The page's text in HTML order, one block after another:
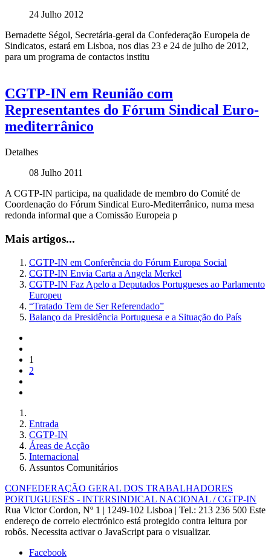
24 Julho 2012
Bernadette Ségol, Secretária-geral da Confederação Europeia de
Sindicatos, estará em Lisboa, nos dias 23 e 24 de julho de 2012,
para um programa de contactos institu
CGTP-IN em Reunião com
Representantes do Fórum Sindical Euro-
mediterrânico
Detalhes
08 Julho 2011
A CGTP-IN participa, na qualidade de membro do Comité de
Coordenação do Fórum Sindical Euro-Mediterrânico, numa mesa
redonda informal que a Comissão Europeia p
Mais artigos...
CGTP-IN em Conferência do Fórum Europa Social
CGTP-IN Envia Carta a Angela Merkel
CGTP-IN Faz Apelo a Deputados Portugueses ao Parlamento
Europeu
“Tratado Tem de Ser Referendado”
Balanço da Presidência Portuguesa e a Situação do País
1
2
Entrada
CGTP-IN
Áreas de Acção
Internacional
Assuntos Comunitários
CONFEDERAÇÃO GERAL DOS TRABALHADORES
PORTUGUESES - INTERSINDICAL NACIONAL / CGTP-IN
Rua Victor Cordon, Nº 1 | 1249-102 Lisboa | Tel.: 213 236 500 Este
endereço de correio electrónico está protegido contra leitura por
robôs. Necessita activar o JavaScript para o visualizar.
Facebook